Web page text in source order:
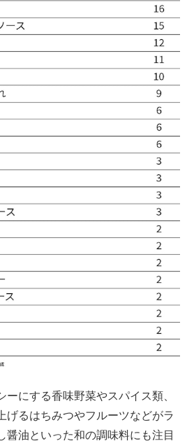
ーにする香味野菜やスパイス類、
げるはちみつやフルーツなどがラ
醤油といった和の調味料にも注目